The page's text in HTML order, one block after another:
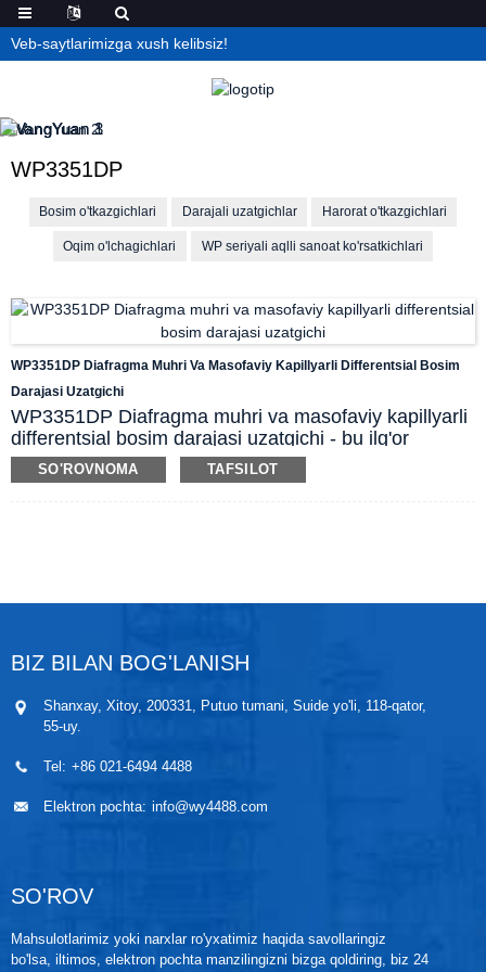
Veb-saytlarimizga xush kelibsiz!
WP3351DP
Bosim o'tkazgichlari Darajali uzatgichlar Harorat o'tkazgichlari
Oqim o'lchagichlari WP seriyali aqlli sanoat ko'rsatkichlari
WP3351DP Diafragma Muhri Va Masofaviy Kapillyarli Differentsial Bosim
Darajasi Uzatgichi
WP3351DP Diafragma muhri va masofaviy kapillyarli
differentsial bosim darajasi uzatgichi - bu ilg'or
xususiyatlari va sozlanishi mumkin bo'lgan variantlari
bilan turli sanoat qo'llanmalarida DP yoki darajani
3. Muhitda suyuq yoki muhit juda yopishqoq
bo'lganligi sababli, osilgan qattiq moddalar mavjud
bo'ladi, bu esa uni tiqib qo'ymaydi.bosim kamerasi.
4. Jarayonlar gigienik saqlash va ifloslanishning oldini
olish uchun so'raladi.
SO'ROVNOMA TAFSILOT
BIZ BILAN BOG'LANISH
Shanxay, Xitoy, 200331, Putuo tumani, Suide yo'li, 118-qator,
55-uy.
Tel: +86 021-6494 4488
Elektron pochta: info@wy4488.com
SO'ROV
Mahsulotlarimiz yoki narxlar ro'yxatimiz haqida savollaringiz
bo'lsa, iltimos, elektron pochta manzilingizni bizga qoldiring, biz 24